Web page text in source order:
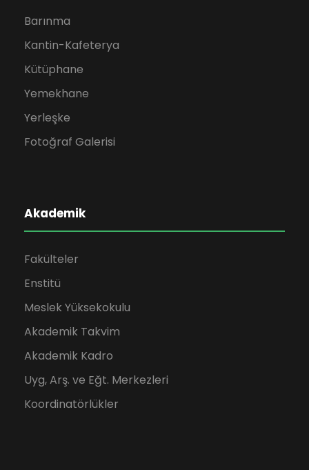
Barınma
Kantin-Kafeterya
Kütüphane
Yemekhane
Yerleşke
Fotoğraf Galerisi
Akademik
Fakülteler
Enstitü
Meslek Yüksekokulu
Akademik Takvim
Akademik Kadro
Uyg, Arş. ve Eğt. Merkezleri
Koordinatörlükler